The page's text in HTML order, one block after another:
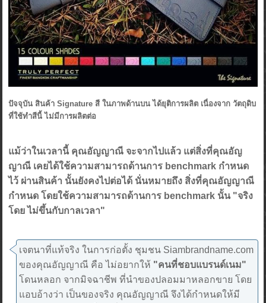
ปัจจุบัน สินค้า Signature สี ในภาพด้านบน ได้ยุติการผลิต เนื่องจาก วัตถุดิบ
ที่ใช้ทำสีนี้ ไม่มีการผลิตต่อ
แม้ว่าในเวลานี้ คุณอัญญาณี จะจากไปแล้ว แต่สิ่งที่คุณอัญ
ญาณี เคยได้ใช้ความสามารถด้านการ benchmark กำหนด
ไว้ ผ่านสินค้า นั้นยังคงไปต่อได้ นั่นหมายถึง สิ่งที่คุณอัญญาณี
กำหนด โดยใช้ความสามารถด้านการ benchmark นั้น "จริง
โดย ไม่ขึ้นกับกาลเวลา"
เจตนาที่แท้จริง ในการก่อตั้ง ชุมชน Siambrandname.com
ของคุณอัญญาณี คือ ไม่อยากให้ "คนที่ชอบแบรนด์เนม"
โดนหลอก จากมิจฉาชีพ ที่นำของปลอมมาหลอกขาย โดย
แอบอ้างว่า เป็นของจริง คุณอัญญาณี จึงได้กำหนดให้มี